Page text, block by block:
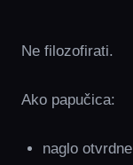
Ne filozofirati.
Ako papučica:
naglo otvrdne